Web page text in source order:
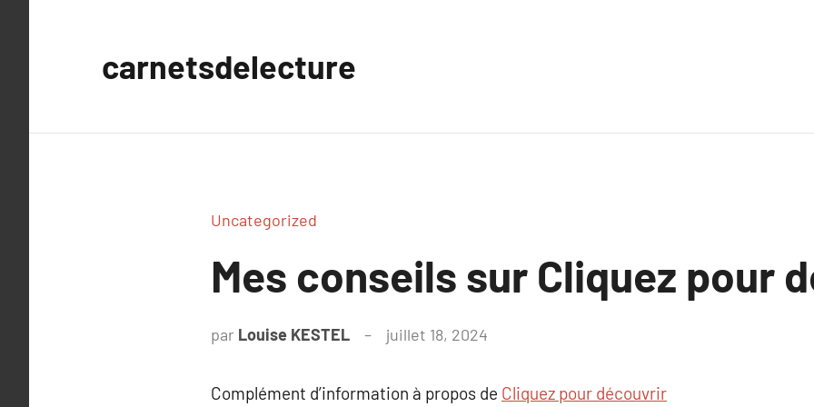
carnetsdelecture
Uncategorized
Mes conseils sur Cliquez pour
par Louise KESTEL juillet 18, 2024
Complément d’information à propos de Cliquez pour découvrir